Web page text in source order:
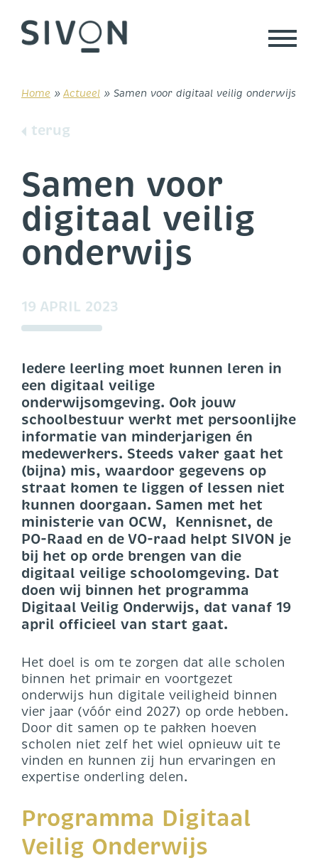
content
Home » Actueel » Samen voor digitaal veilig onderwijs
terug
Samen voor
digitaal veilig
onderwijs
19 APRIL 2023
Iedere leerling moet kunnen leren in
een digitaal veilige
onderwijsomgeving. Ook jouw
schoolbestuur werkt met persoonlijke
informatie van minderjarigen én
medewerkers. Steeds vaker gaat het
(bijna) mis, waardoor gegevens op
straat komen te liggen of lessen niet
kunnen doorgaan. Samen met het
ministerie van OCW, Kennisnet, de
PO-Raad en de VO-raad helpt SIVON je
bij het op orde brengen van die
digitaal veilige schoolomgeving. Dat
doen wij binnen het programma
Digitaal Veilig Onderwijs, dat vanaf 19
april officieel van start gaat.
Het doel is om te zorgen dat alle scholen
binnen het primair en voortgezet
onderwijs hun digitale veiligheid binnen
vier jaar (vóór eind 2027) op orde hebben.
Door dit samen op te pakken hoeven
scholen niet zelf het wiel opnieuw uit te
vinden en kunnen zij hun ervaringen en
expertise onderling delen.
Programma Digitaal
Veilig Onderwijs